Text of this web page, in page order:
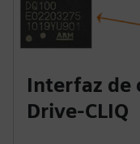
Interfaz de
Drive-CLIQ